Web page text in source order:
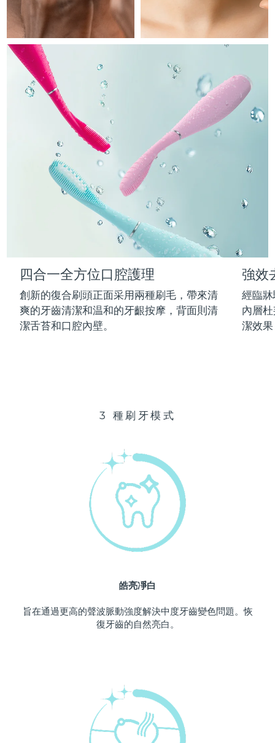
四合一全方位口腔護理
創新的復合刷頭正面采用兩種刷毛，帶來清
爽的牙齒清潔和温和的牙齦按摩，背面則清
潔舌苔和口腔內壁。
強效
經臨
內層
潔效
3 種刷牙模式
皓亮凈白
旨在通過更高的聲波脈動強度解決中度牙齒變色問題。恢
復牙齒的自然亮白。
PEACH™ 2 go
Travel-friendly IPL hair removal
PEACH™ Cooling Prep Gel
Cooling IPL hair removal gel
SUPERCHARGED™ serum
Firming body serum
ESPADA™ 2
ESPADA™ Blemish Solution
Concentrated acne gel
ESPADA™ 設備
All acne treatment devices
IRIS™ 2
眼部護膚
Advanced eye care treatment
眼部護理設備
All revitalizing eye massagers
毛孔護理
Diamond microdermabrasion .
KIWI™
Blackhead remover
KIWI™ 皮肤护理
Advanced pore care essentials
護發
2-in-1 LED scalp massager
FLIP™ play advanced
LED light hairbrush
LUNA™ Dual-Peptide Scalp
Serum
For healthy hair
牙齒美白
NEW
issa™ Teeth Whitening Set
Dual LED + sonic device & 18% PAP gel
issa™ Teeth Whitening Gel
18% PAP
男士
中國香港特別行政區 預計送達日期 10/08/2026
匈牙利 09/08/2026
冰島 預計送達日期 10/08/2026
預計送達日期07/08/2026
預計送達日期 09/08/2026
預計送達日期 11/08/2026
預計送達日期
預計送達日期12/08/2026
澤西島 14/08/2026
哈薩克 預計送達日期11/08/2026
中國澳門特別行政區 預計送達日期
預計送達日期
預計送達日期
預計送達日期
預計送達日期